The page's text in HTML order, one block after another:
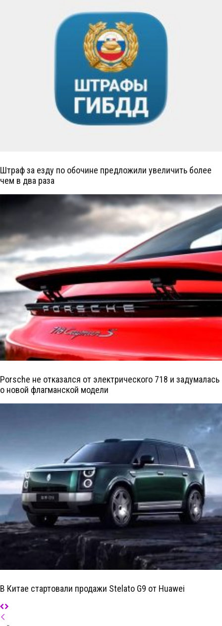
Штраф за езду по обочине предложили увеличить более
чем в два раза
Porsche не отказался от электрического 718 и задумалась
о новой флагманской модели
В Китае стартовали продажи Stelato G9 от Huawei